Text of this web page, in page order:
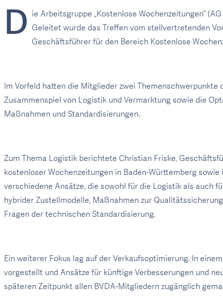
D ie Arbeitsgruppe „Kostenlose Wochenzeitungen“
Geleitet wurde das Treffen vom stellvertretenden
Geschäftsführer für den Bereich Kostenlose
Im Vorfeld hatten die Mitglieder zwei
Zusammenspiel von Logistik und Vermarktung sowie die
Maßnahmen und Standardisierungen.
Zum Thema Logistik berichtete Christian Friske,
kostenloser Wochenzeitungen in Baden-Württemberg
verschiedene Ansätze, die sowohl für die Logistik als auch
hybrider Zustellmodelle, Maßnahmen zur
Fragen der technischen Standardisierung.
Ein weiterer Fokus lag auf der Verkaufsoptimierung. In
vorgestellt und Ansätze für künftige Verbesserungen und
späteren Zeitpunkt allen BVDA-Mitgliedern zugänglich